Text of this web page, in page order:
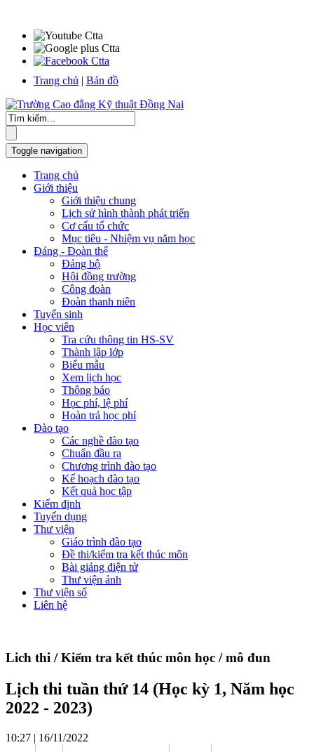
Trang chủ | Bản đồ
Toggle navigation
Trang chủ
Giới thiệu
Giới thiệu chung
Lịch sử hình thành phát triển
Cơ cấu tổ chức
Mục tiêu - Nhiệm vụ năm học
Đảng - Đoàn thể
Đảng bộ
Hội đồng trường
Công đoàn
Đoàn thanh niên
Tuyển sinh
Học viên
Tra cứu thông tin HS-SV
Thành lập lớp
Biểu mẫu
Xem lịch học
Thông báo
Học phí, lệ phí
Hoàn trả học phí
Đào tạo
Các nghề đào tạo
Chuẩn đầu ra
Chương trình đào tạo
Kế hoạch đào tạo
Kết quả học tập
Kiểm định
Tuyển dụng
Thư viện
Giáo trình đào tạo
Đề thi/kiểm tra kết thúc môn
Bài giảng điện tử
Thư viện ảnh
Thư viện số
Liên hệ
Lich thi / Kiểm tra kết thúc môn học / mô đun
Lịch thi tuần thứ 14 (Học kỳ 1, Năm học
2022 - 2023)
10:27 | 16/11/2022